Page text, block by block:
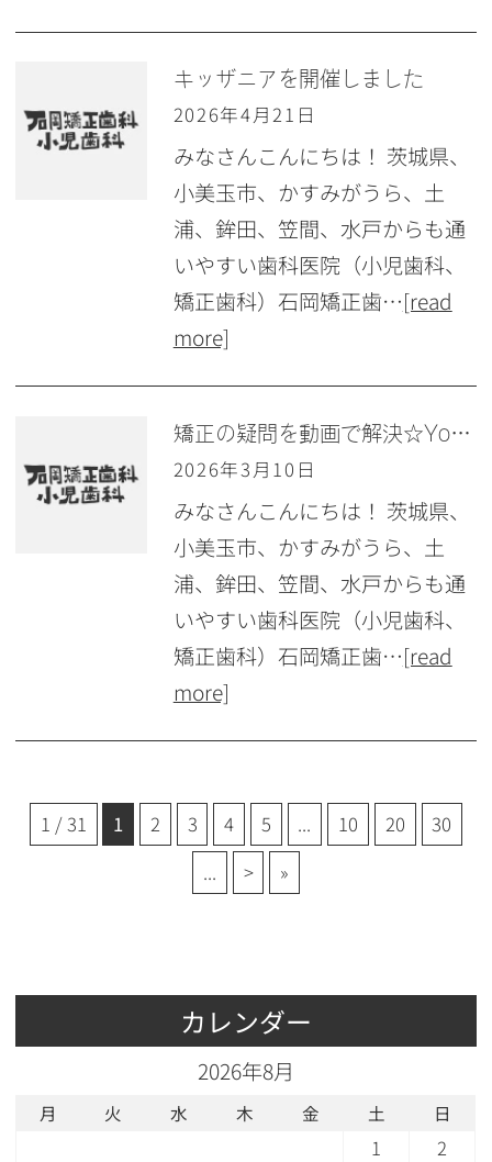
キッザニアを開催しました
2026年4月21日
みなさんこんにちは！ 茨城県、
小美玉市、かすみがうら、土
浦、鉾田、笠間、水戸からも通
いやすい歯科医院（小児歯科、
矯正歯科）石岡矯正歯…[read
more]
矯正の疑問を動画で解決☆YouTubeチャンネルのご紹介！
2026年3月10日
みなさんこんにちは！ 茨城県、
小美玉市、かすみがうら、土
浦、鉾田、笠間、水戸からも通
いやすい歯科医院（小児歯科、
矯正歯科）石岡矯正歯…[read
more]
1 / 31 1 2 3 4 5 ... 10 20
30
...
> »
カレンダー
2026年8月
月 火 水 木 金 土 日
1
2